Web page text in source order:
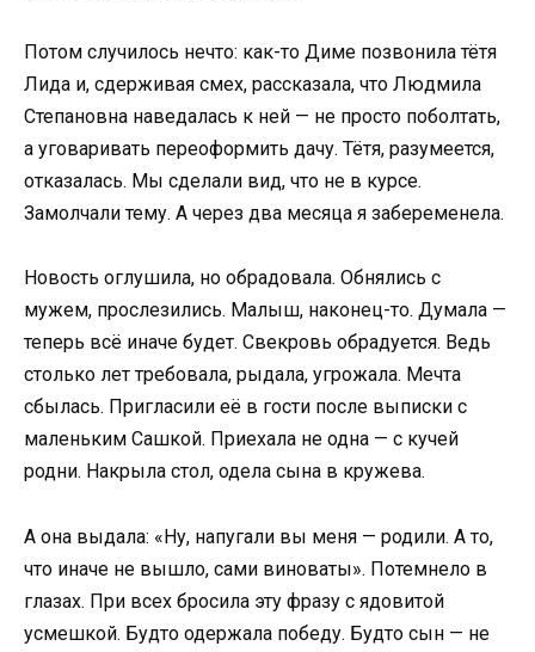
Потом случилось нечто: как-то Диме позвонила тётя
Лида и, сдерживая смех, рассказала, что Людмила
Степановна наведалась к ней — не просто поболтать,
а уговаривать переоформить дачу. Тётя, разумеется,
отказалась. Мы сделали вид, что не в курсе.
Замолчали тему. А через два месяца я забеременела.
Новость оглушила, но обрадовала. Обнялись с
мужем, прослезились. Малыш, наконец-то. Думала —
теперь всё иначе будет. Свекровь обрадуется. Ведь
столько лет требовала, рыдала, угрожала. Мечта
сбылась. Пригласили её в гости после выписки с
маленьким Сашкой. Приехала не одна — с кучей
родни. Накрыла стол, одела сына в кружева.
А она выдала: «Ну, напугали вы меня — родили. А то,
что иначе не вышло, сами виноваты». Потемнело в
глазах. При всех бросила эту фразу с ядовитой
усмешкой. Будто одержала победу. Будто сын — не